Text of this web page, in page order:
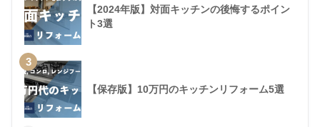
【2024年版】対面キッチンの後悔するポイン
ト3選
3
【保存版】10万円のキッチンリフォーム5選